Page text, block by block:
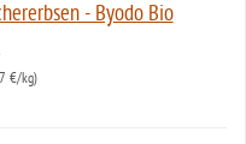
- Byodo Bio
€/kg)